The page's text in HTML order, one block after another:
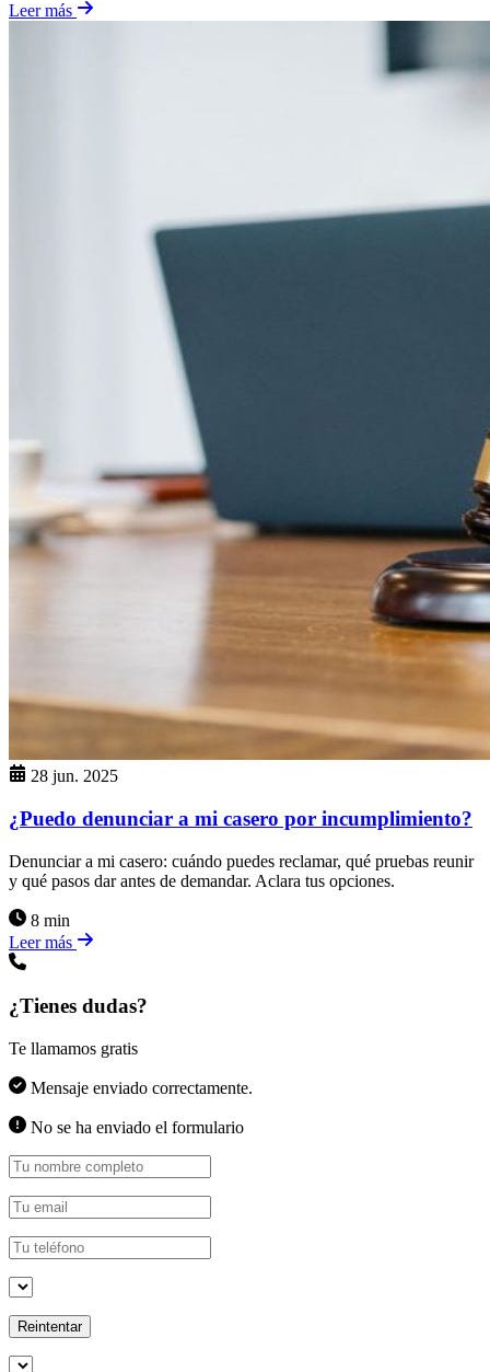
Leer más
28 jun. 2025
¿Puedo denunciar a mi casero por incumplimiento?
Denunciar a mi casero: cuándo puedes reclamar, qué pruebas reunir
y qué pasos dar antes de demandar. Aclara tus opciones.
8 min
Leer más
¿Tienes dudas?
Te llamamos gratis
Mensaje enviado correctamente.
No se ha enviado el formulario
Reintentar